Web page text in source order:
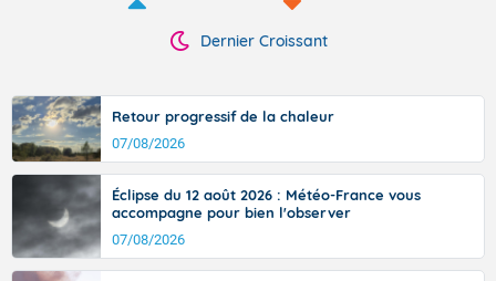
Dernier Croissant
Retour progressif de la chaleur
07/08/2026
Éclipse du 12 août 2026 : Météo-France vous
accompagne pour bien l'observer
07/08/2026